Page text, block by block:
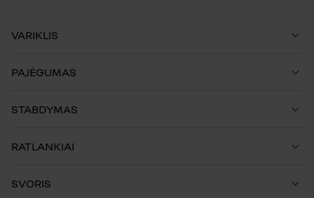
VARIKLIS
PAJĖGUMAS
STABDYMAS
RATLANKIAI
SVORIS